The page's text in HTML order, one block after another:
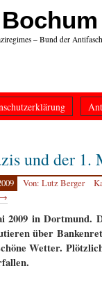
– Bund der
und der 1.
Von: Lutz Berger
→
2009 in Dortmund.
über
Wetter.